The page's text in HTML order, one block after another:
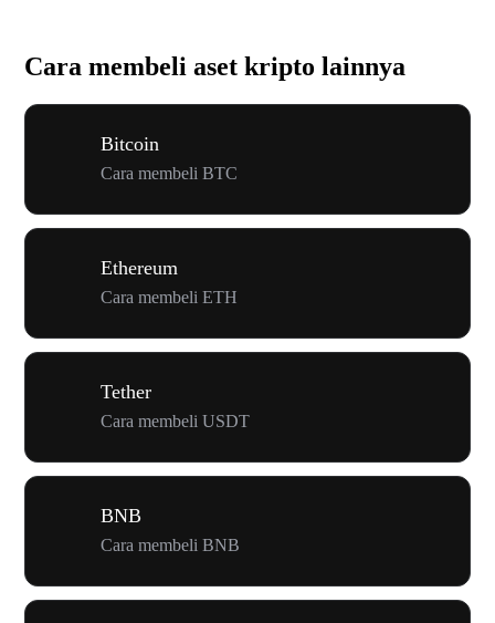
Cara membeli aset kripto lainnya
Bitcoin
Cara membeli BTC
Ethereum
Cara membeli ETH
Tether
Cara membeli USDT
BNB
Cara membeli BNB